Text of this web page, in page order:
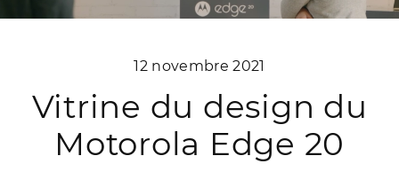
12 novembre 2021
Vitrine du design du
Motorola Edge 20